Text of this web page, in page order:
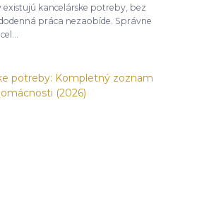
existujú kancelárske potreby, bez
práca nezaobíde. Správne